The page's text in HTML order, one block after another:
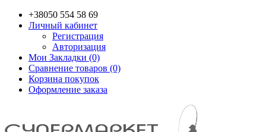
+38050 554 58 69
Личный кабинет
Регистрация
Авторизация
Мои Закладки (0)
Сравнение товаров (0)
Корзина покупок
Оформление заказа